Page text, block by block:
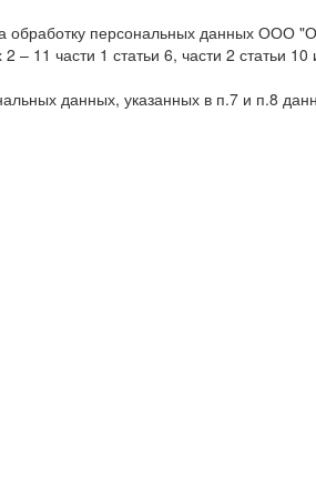
персональных данных ООО
– 11 части 1 статьи 6, части 2 статьи
данных, указанных в п.7 и п.8